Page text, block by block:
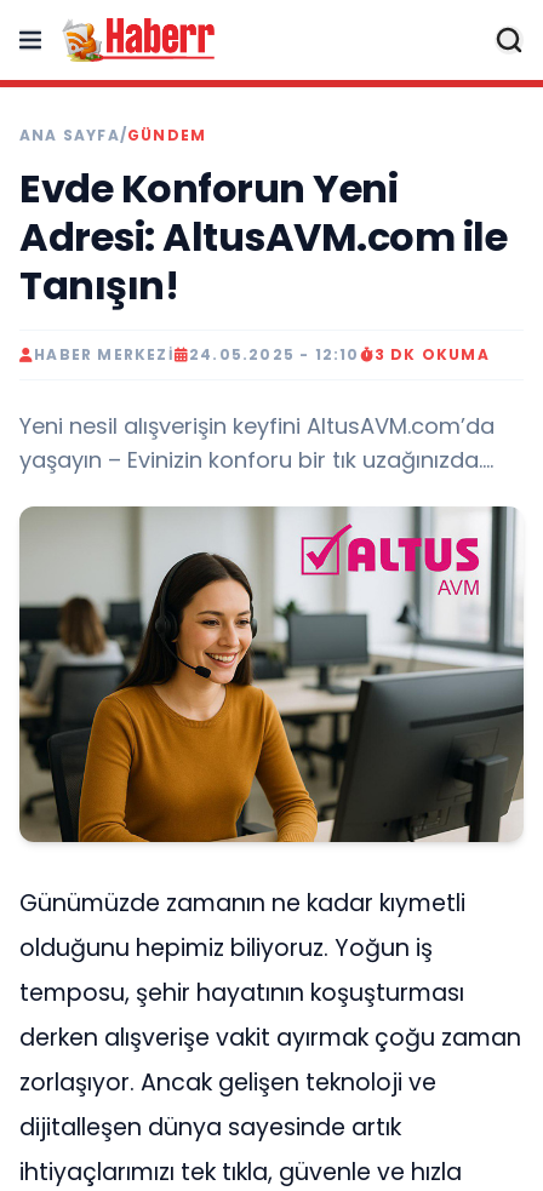
ANA SAYFA/GÜNDEM
Evde Konforun Yeni
Adresi: AltusAVM.com ile
Tanışın!
HABER MERKEZI 24.05.2025 - 12:10 3 DK OKUMA
Yeni nesil alışverişin keyfini AltusAVM.com’da
yaşayın – Evinizin konforu bir tık uzağınızda….
Günümüzde zamanın ne kadar kıymetli
olduğunu hepimiz biliyoruz. Yoğun iş
temposu, şehir hayatının koşuşturması
derken alışverişe vakit ayırmak çoğu zaman
zorlaşıyor. Ancak gelişen teknoloji ve
dijitalleşen dünya sayesinde artık
ihtiyaçlarımızı tek tıkla, güvenle ve hızla